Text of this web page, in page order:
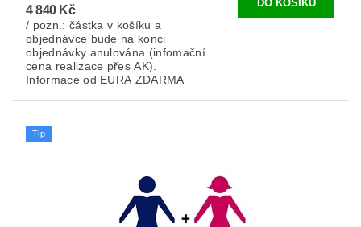
4 840 Kč
/ pozn.: částka v košíku a
objednávce bude na konci
objednávky anulována (infomační
cena realizace přes AK).
Informace od EURA ZDARMA
Tip